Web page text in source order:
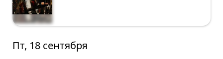
Пт, 18 сентября